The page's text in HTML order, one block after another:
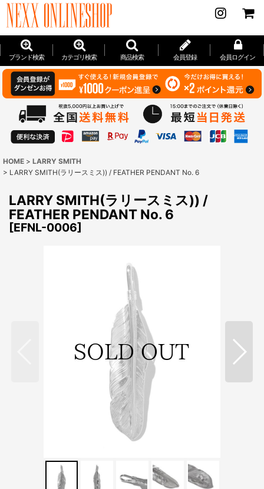
ブランド検索 カテゴリ検索 商品検索 会員登録 会員ログイン
HOME > LARRY SMITH
> LARRY SMITH(ラリースミス)) / FEATHER PENDANT No. 6
LARRY SMITH(ラリースミス)) /
FEATHER PENDANT No. 6
[EFNL-0006]